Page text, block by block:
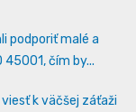
podporiť malé a
čím by...
k väčšej záťaži